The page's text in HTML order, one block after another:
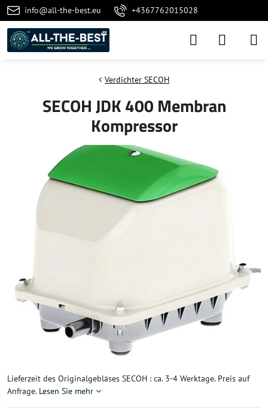
info@all-the-best.eu +4367762015028
Verdichter SECOH
SECOH JDK 400 Membran
Kompressor
Lieferzeit des Originalgebläses SECOH : ca. 3-4 Werktage. Preis auf
Anfrage. Lesen Sie mehr